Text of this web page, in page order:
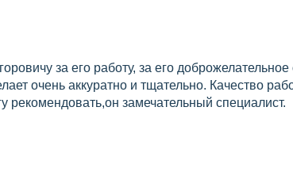
за его работу, за его
очень аккуратно и тщательно. Качество
рекомендовать,он замечательный специалист.